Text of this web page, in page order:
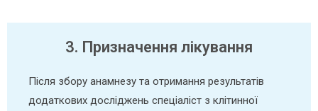
3. Призначення лікування
Після збору анамнезу та отримання результатів
додаткових досліджень спеціаліст з клітинної